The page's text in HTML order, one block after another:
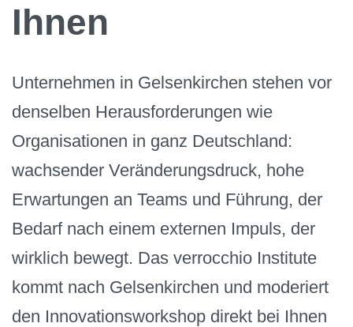
Ihnen
Unternehmen in Gelsenkirchen stehen vor
denselben Herausforderungen wie
Organisationen in ganz Deutschland:
wachsender Veränderungsdruck, hohe
Erwartungen an Teams und Führung, der
Bedarf nach einem externen Impuls, der
wirklich bewegt. Das verrocchio Institute
kommt nach Gelsenkirchen und moderiert
den Innovationsworkshop direkt bei Ihnen